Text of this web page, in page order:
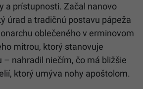
a prístupnosti. Začal nanovo
úrad a tradičnú postavu pápeža
oblečeného v erminovom
mitrou, ktorý stanovuje
– nahradil niečím, čo má bližšie
ktorý umýva nohy apoštolom.